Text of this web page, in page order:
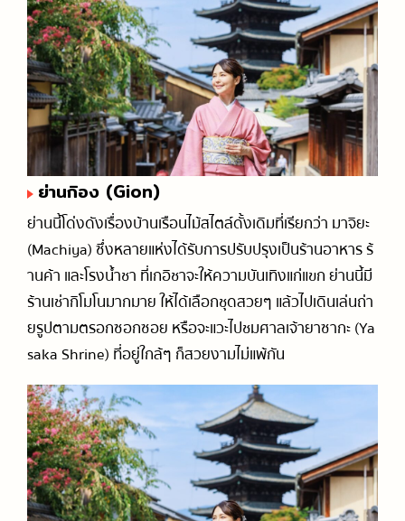
11แวะคุยสักนิด🐶🌸
ย่านกิอง (Gion)
ย่านนี้โด่งดังเรื่องบ้านเรือนไม้สไตล์ดั้งเดิมที่เรียกว่า มาจิยะ
(Machiya) ซึ่งหลายแห่งได้รับการปรับปรุงเป็นร้านอาหาร ร้
านค้า และโรงน้ำชา ที่เกอิชาจะให้ความบันเทิงแก่แขก ย่านนี้มี
ร้านเช่ากิโมโนมากมาย ให้ได้เลือกชุดสวยๆ แล้วไปเดินเล่นถ่า
ยรูปตามตรอกซอกซอย หรือจะแวะไปชมศาลเจ้ายาซากะ (Ya
saka Shrine) ที่อยู่ใกล้ๆ ก็สวยงามไม่แพ้กัน